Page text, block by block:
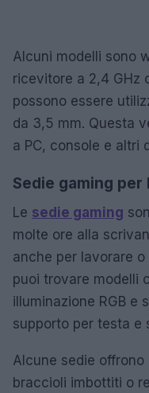
Alcuni modelli sono
ricevitore a 2,4 GHz
possono essere
da 3,5 mm. Questa
a PC, console e altri
Sedie gaming per
Le sedie gaming
molte ore alla
anche per lavorare
puoi trovare modelli
illuminazione RGB e
supporto per testa e
Alcune sedie
braccioli imbottiti o